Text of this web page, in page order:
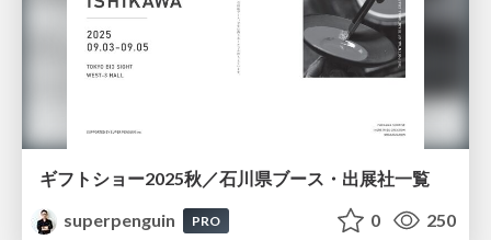
ギフトショー2025秋／石川県ブース・出展社一覧
superpenguin
PRO 0 250